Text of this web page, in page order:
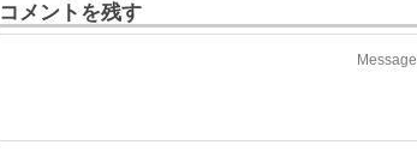
コメントを残す
Message